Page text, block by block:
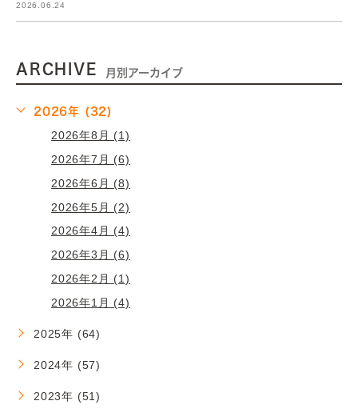
2026.06.24
ARCHIVE 月別アーカイブ
2026年 (32)
2026年8月 (1)
2026年7月 (6)
2026年6月 (8)
2026年5月 (2)
2026年4月 (4)
2026年3月 (6)
2026年2月 (1)
2026年1月 (4)
2025年 (64)
2024年 (57)
2023年 (51)